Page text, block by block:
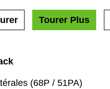
Tourer Plus
(68P / 51PA)